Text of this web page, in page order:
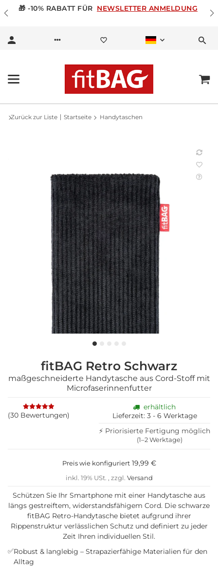
🎁 -10% RABATT FÜR NEWSLETTER ANMELDUNG
Zurück zur Liste Startseite Handytaschen
fitBAG Retro Schwarz
maßgeschneiderte Handytasche aus Cord-Stoff mit
Microfaserinnenfutter
(30 Bewertungen)
erhältlich
Lieferzeit: 3 - 6 Werktage
⚡ Priorisierte Fertigung möglich
(1–2 Werktage)
Preis wie konfiguriert 19,99 €
inkl. 19% USt. , zzgl. Versand
Schützen Sie Ihr Smartphone mit einer Handytasche aus
längs gestreiftem, widerstandsfähigem Cord. Die schwarze
fitBAG Retro-Handytasche bietet aufgrund ihrer
Rippenstruktur verlässlichen Schutz und definiert zu jeder
Zeit Ihren individuellen Stil.
✅Robust & langlebig – Strapazierfähige Materialien für den
Alltag